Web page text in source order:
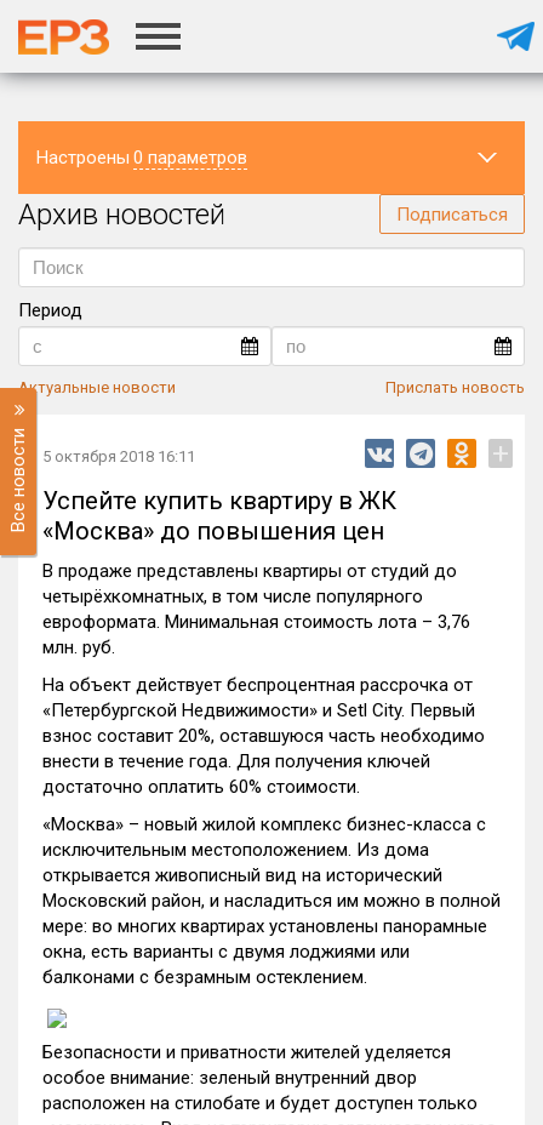
Настроены 0 параметров
Регион
Архив новостей Подписаться
Период
Актуальные новости Прислать новость
Все новости 5 октября 2018 16:11 +
Успейте купить квартиру в ЖК
«Москва» до повышения цен
В продаже представлены квартиры от студий до
четырёхкомнатных, в том числе популярного
евроформата. Минимальная стоимость лота – 3,76
млн. руб.
На объект действует беспроцентная рассрочка от
«Петербургской Недвижимости» и Setl City. Первый
взнос составит 20%, оставшуюся часть необходимо
внести в течение года. Для получения ключей
достаточно оплатить 60% стоимости.
«Москва» – новый жилой комплекс бизнес-класса с
исключительным местоположением. Из дома
открывается живописный вид на исторический
Московский район, и насладиться им можно в полной
мере: во многих квартирах установлены панорамные
окна, есть варианты с двумя лоджиями или
балконами с безрамным остеклением.
Безопасности и приватности жителей уделяется
особое внимание: зеленый внутренний двор
расположен на стилобате и будет доступен только